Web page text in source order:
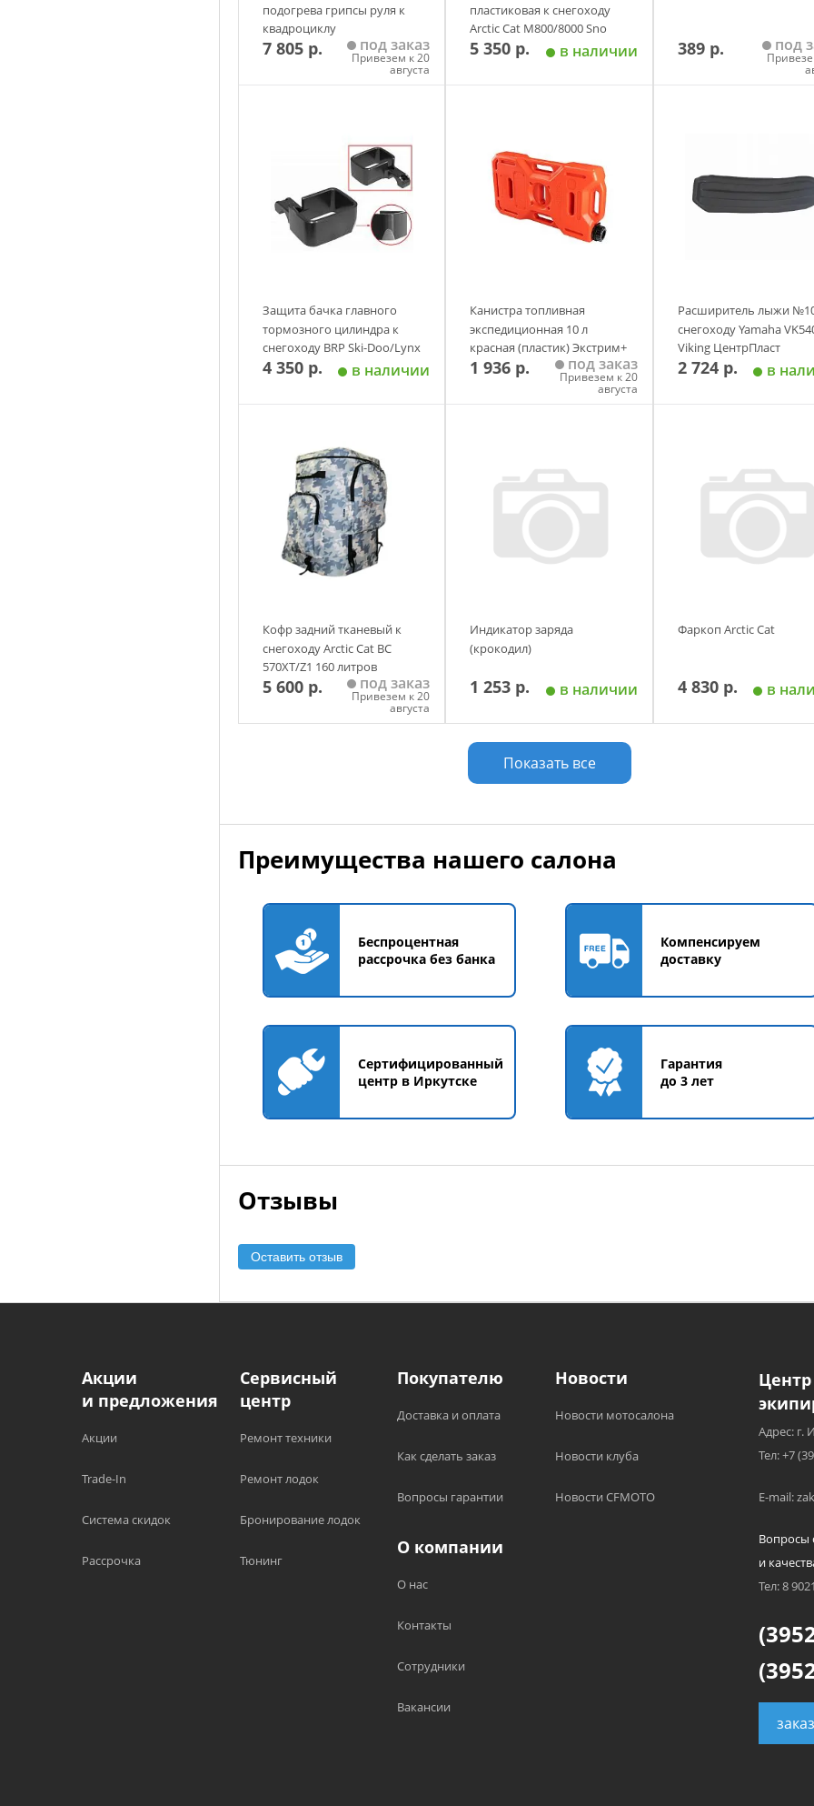
подогрева грипсы руля к
квадроциклу
(универсальный) KIMPEX
7 805 р. под заказ
Привезем к 20
августа
пластиковая к снегоходу
Arctic Cat M800/8000 Sno
Pro Зеленый
5 350 р. в наличии 389 р. под
Защита бачка главного
тормозного цилиндра к
снегоходу BRP Ski-Doo/Lynx
(платформы XU/XM/XS) SPI
4 350 р. в наличии
Канистра топливная
экспедиционная 10 л
красная (пластик) Экстрим+
1 936 р. под заказ
Привезем к 20
августа
Расширитель лыжи
снегоходу Yamaha
Viking ЦентрПласт
2 724 р. в
Кофр задний тканевый к
снегоходу Arctic Cat BС
570XT/Z1 160 литров
(камуфляж) Baseg
5 600 р. под заказ
Привезем к 20
августа
Индикатор заряда
(крокодил)
1 253 р. в наличии
Добавить в корзину
Фаркоп Arctic Cat
4 830 р. в
Показать все
Преимущества нашего салона
Беспроцентная
рассрочка без банка
Компенсируем
доставку
Сертифицированный
центр в Иркутске
Гарантия
до 3 лет
Отзывы
Оставить отзыв
Акции
и предложения
Акции
Trade-In
Система скидок
Рассрочка
Сервисный
центр
Ремонт техники
Ремонт лодок
Бронирование лодок
Тюнинг
Покупателю
Доставка и оплата
Как сделать заказ
Вопросы гарантии
Новости
Новости мотосалона
Новости клуба
Новости CFMOTO
О компании
О нас
Контакты
Сотрудники
Вакансии
Адрес: г.
Тел: +7
E-mail:
Вопросы
и
Тел: 8